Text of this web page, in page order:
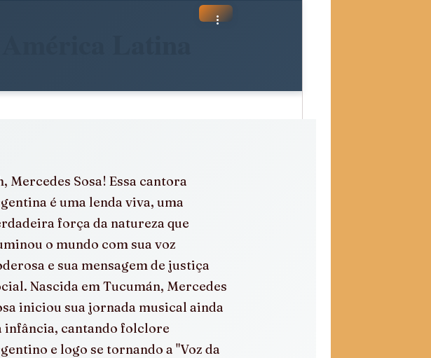
Antirracista
Mercedes Sosa! Essa cantora
é uma lenda viva, uma
força da natureza que
o mundo com sua voz
e sua mensagem de justiça
Nascida em Tucumán, Mercedes
iniciou sua jornada musical ainda
infância, cantando folclore
e logo se tornando a "Voz da